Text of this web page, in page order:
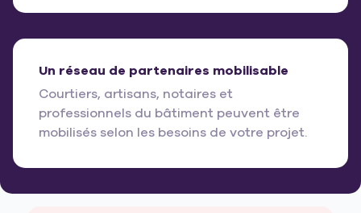
Un réseau de partenaires mobilisable
Courtiers, artisans, notaires et
professionnels du bâtiment peuvent être
mobilisés selon les besoins de votre projet.